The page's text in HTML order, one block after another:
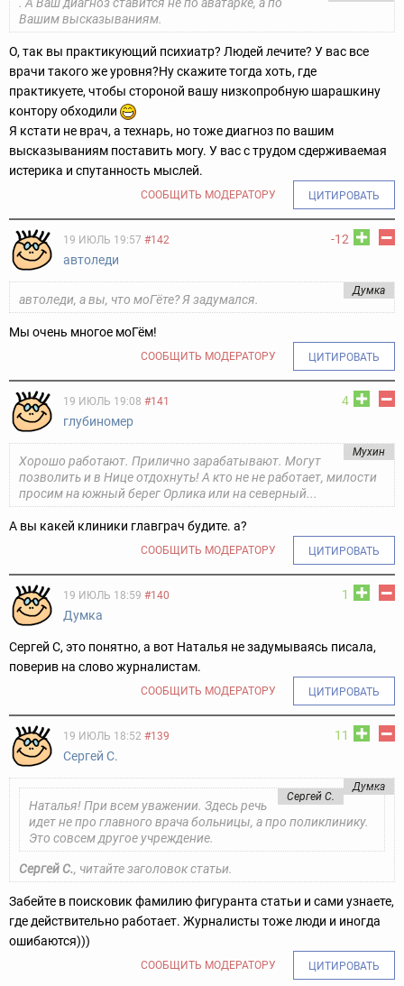
Вашим высказываниям.
О, так вы практикующий психиатр? Людей лечите? У вас все
врачи такого же уровня?Ну скажите тогда хоть, где
практикуете, чтобы стороной вашу низкопробную шарашкину
контору обходили
Я кстати не врач, а технарь, но тоже диагноз по вашим
высказываниям поставить могу. У вас с трудом сдерживаемая
истерика и спутанность мыслей.
СООБЩИТЬ МОДЕРАТОРУ ЦИТИРОВАТЬ
-12
19 ИЮЛЬ 19:57 #142
aвтоледи
Думка
aвтоледи, а вы, что моГёте? Я задумался.
Мы очень многое моГём!
СООБЩИТЬ МОДЕРАТОРУ ЦИТИРОВАТЬ
4
19 ИЮЛЬ 19:08 #141
глубиномер
Мухин
Хорошо работают. Прилично зарабатывают. Могут
позволить и в Нице отдохнуть! А кто не не работает, милости
просим на южный берег Орлика или на северный...
А вы какей клиники главграч будите. а?
СООБЩИТЬ МОДЕРАТОРУ ЦИТИРОВАТЬ
1
19 ИЮЛЬ 18:59 #140
Думка
Сергей С, это понятно, а вот Наталья не задумываясь писала,
поверив на слово журналистам.
СООБЩИТЬ МОДЕРАТОРУ ЦИТИРОВАТЬ
11
19 ИЮЛЬ 18:52 #139
Сергей С.
Думка
Сергей С.
Наталья! При всем уважении. Здесь речь
идет не про главного врача больницы, а про поликлинику.
Это совсем другое учреждение.
Сергей С., читайте заголовок статьи.
Забейте в поисковик фамилию фигуранта статьи и сами узнаете,
где действительно работает. Журналисты тоже люди и иногда
ошибаются)))
СООБЩИТЬ МОДЕРАТОРУ ЦИТИРОВАТЬ